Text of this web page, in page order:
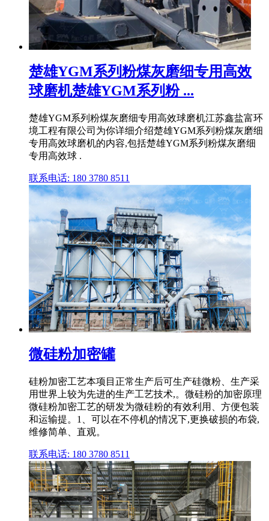
楚雄YGM系列粉煤灰磨细专用高效
球磨机楚雄YGM系列粉 ...
楚雄YGM系列粉煤灰磨细专用高效球磨机江苏鑫盐富环
境工程有限公司为你详细介绍楚雄YGM系列粉煤灰磨细
专用高效球磨机的内容,包括楚雄YGM系列粉煤灰磨细
专用高效球 .
联系电话: 180 3780 8511
微硅粉加密罐
硅粉加密工艺本项目正常生产后可生产硅微粉、生产采
用世界上较为先进的生产工艺技术,。微硅粉的加密原理
微硅粉加密工艺的研发为微硅粉的有效利用、方便包装
和运输提。1、可以在不停机的情况下,更换破损的布袋,
维修简单、直观。
联系电话: 180 3780 8511